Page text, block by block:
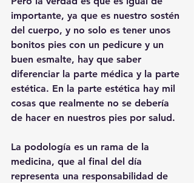
importante, ya que es nuestro sostén
del cuerpo, y no solo es tener unos
bonitos pies con un pedicure y un
buen esmalte, hay que saber
diferenciar la parte médica y la parte
estética. En la parte estética hay mil
cosas que realmente no se debería
de hacer en nuestros pies por salud.
La podología es un rama de la
medicina, que al final del día
representa una responsabilidad de